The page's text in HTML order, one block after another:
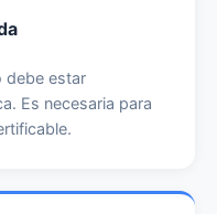
debe estar
Es necesaria para